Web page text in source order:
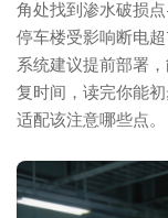
角处找到渗水破损
停车楼受影响断电
系统建议提前部署
复时间，读完你能
适配该注意哪些点。